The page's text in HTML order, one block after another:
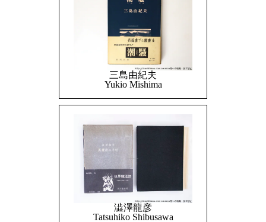
三島由紀夫
Yukio Mishima
澁澤龍彦
Tatsuhiko Shibusawa